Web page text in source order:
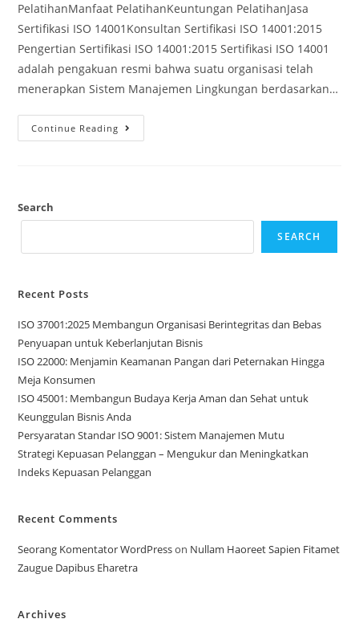
PelatihanManfaat PelatihanKeuntungan PelatihanJasa
Sertifikasi ISO 14001Konsultan Sertifikasi ISO 14001:2015
Pengertian Sertifikasi ISO 14001:2015 Sertifikasi ISO 14001
adalah pengakuan resmi bahwa suatu organisasi telah
menerapkan Sistem Manajemen Lingkungan berdasarkan…
Continue Reading
Search
SEARCH
Recent Posts
ISO 37001:2025 Membangun Organisasi Berintegritas dan Bebas
Penyuapan untuk Keberlanjutan Bisnis
ISO 22000: Menjamin Keamanan Pangan dari Peternakan Hingga
Meja Konsumen
ISO 45001: Membangun Budaya Kerja Aman dan Sehat untuk
Keunggulan Bisnis Anda
Persyaratan Standar ISO 9001: Sistem Manajemen Mutu
Strategi Kepuasan Pelanggan – Mengukur dan Meningkatkan
Indeks Kepuasan Pelanggan
Recent Comments
Seorang Komentator WordPresson Nullam Haoreet Sapien Fitamet
Zaugue Dapibus Eharetra
Archives